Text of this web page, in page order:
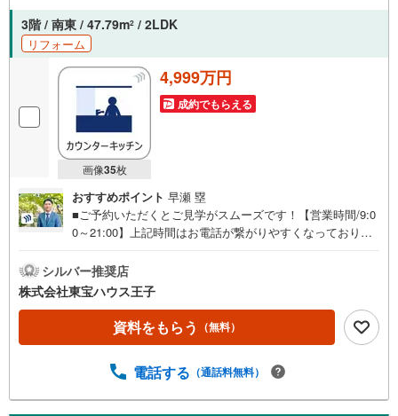
え・最寄駅での待ち合わせ、物件周辺のコンビニ等でお待
ち合わせなど、ご希望をお伝えください。ご希望条件をお
伝え頂けましたら、ご見学希望物件以外の資料も用意して
参ります。もちろん他の物件も併せてご案内させていただ
きます。
3階 / 南東 / 47.79m2 / 2LDK
リフォーム
画像35枚
4,999万円
成約でもらえる
おすすめポイント 早瀬 塁
■ご予約いただくとご見学がスムーズです！【営業時間/9:0
0～21:00】上記時間はお電話が繋がりやすくなっておりま
にお電話ください！下記のお申込み方法も可能です！ご見
学希望のお客様:右上の「室内・現地を見学する」をクリッ
クして下さい。資料請求希望のお客様:右上の「資料をもら
う」をクリックして下さい。【東宝ハウス王子のポイン
ト】（1）不動産のご提案から資金計画・ライフシミュレー
金利住宅ローンのご提案、購入前に知る「購入後の家族の
シルバー推奨店
株式会社東宝ハウス王子
資料をもらう （無料）
電話する （通話料無料）